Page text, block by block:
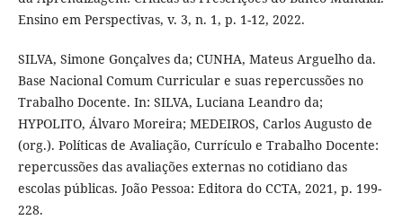
Ensino em Perspectivas, v. 3, n. 1, p. 1-12, 2022.
SILVA, Simone Gonçalves da; CUNHA, Mateus Arguelho da.
Base Nacional Comum Curricular e suas repercussões no
Trabalho Docente. In: SILVA, Luciana Leandro da;
HYPOLITO, Álvaro Moreira; MEDEIROS, Carlos Augusto de
(org.). Políticas de Avaliação, Currículo e Trabalho Docente:
repercussões das avaliações externas no cotidiano das
escolas públicas. João Pessoa: Editora do CCTA, 2021, p. 199-
228.